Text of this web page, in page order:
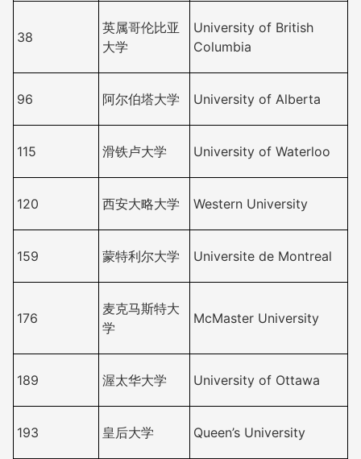
38
英属哥伦比亚
大学
University of British
Columbia
96 阿尔伯塔大学 University of Alberta
115 滑铁卢大学 University of Waterloo
120 西安大略大学 Western University
159 蒙特利尔大学 Universite de Montreal
176
麦克马斯特大
学
McMaster University
189 渥太华大学 University of Ottawa
193 皇后大学 Queen’s University